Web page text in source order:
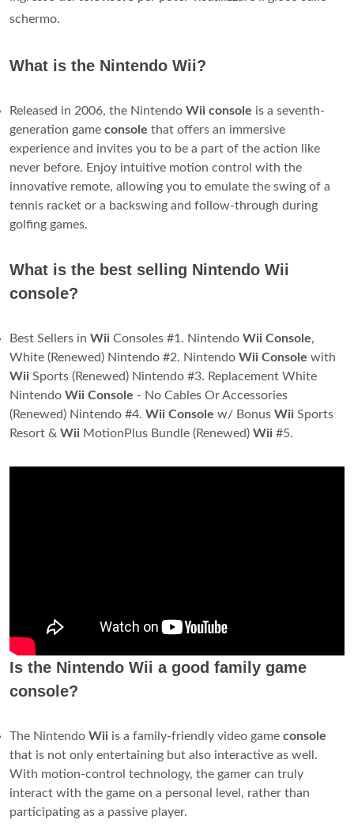
schermo.
What is the Nintendo Wii?
Released in 2006, the Nintendo Wii console is a seventh-
generation game console that offers an immersive
experience and invites you to be a part of the action like
never before. Enjoy intuitive motion control with the
innovative remote, allowing you to emulate the swing of a
tennis racket or a backswing and follow-through during
golfing games.
What is the best selling Nintendo Wii
console?
Best Sellers in Wii Consoles #1. Nintendo Wii Console,
White (Renewed) Nintendo #2. Nintendo Wii Console with
Wii Sports (Renewed) Nintendo #3. Replacement White
Nintendo Wii Console - No Cables Or Accessories
(Renewed) Nintendo #4. Wii Console w/ Bonus Wii Sports
Resort & Wii MotionPlus Bundle (Renewed) Wii #5.
Is the Nintendo Wii a good family game
console?
The Nintendo Wii is a family-friendly video game console
that is not only entertaining but also interactive as well.
With motion-control technology, the gamer can truly
interact with the game on a personal level, rather than
participating as a passive player.